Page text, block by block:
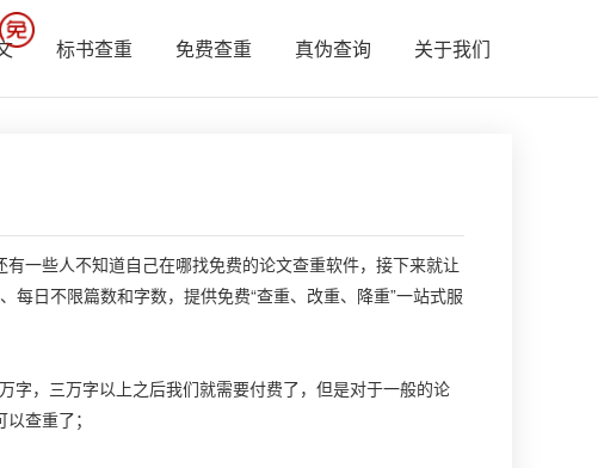
标书查重 免费查重 真伪查询 关于我们
一些人不知道自己在哪找免费的论文查重软件，接下来就让
日不限篇数和字数，提供免费“查重、改重、降重”一站式服
，三万字以上之后我们就需要付费了，但是对于一般的论
查重了；